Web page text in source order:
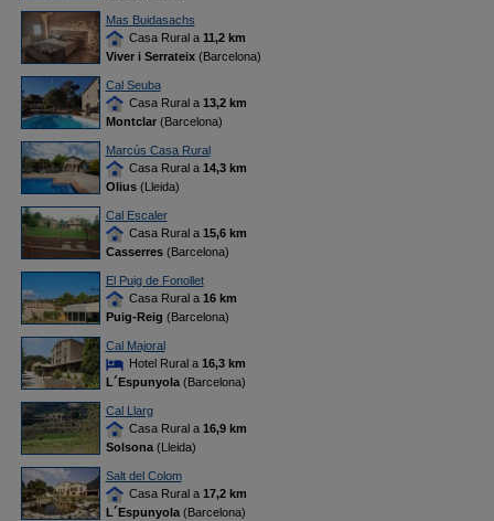
Mas Buidasachs
Casa Rural a 11,2 km
Viver i Serrateix(Barcelona)
Cal Seuba
Casa Rural a 13,2 km
Montclar(Barcelona)
Marcús Casa Rural
Casa Rural a 14,3 km
Olius(Lleida)
Cal Escaler
Casa Rural a 15,6 km
Casserres(Barcelona)
El Puig de Fonollet
Casa Rural a 16 km
Puig-Reig (Barcelona)
Cal Majoral
Hotel Rural a 16,3 km
L´Espunyola(Barcelona)
Cal Llarg
Casa Rural a 16,9 km
Solsona(Lleida)
Salt del Colom
Casa Rural a 17,2 km
L´Espunyola(Barcelona)